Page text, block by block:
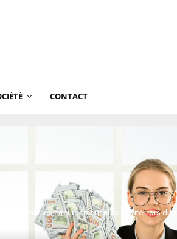
CONTACT
Quelles sont les erreurs fréquentes à éviter lors